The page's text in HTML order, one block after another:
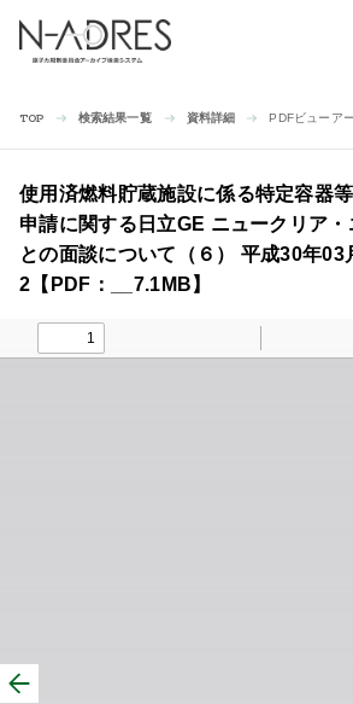
TOP 検索結果一覧 資料詳細 PDFビューアー
使用済燃料貯蔵施設に係る特定容器
申請に関する日立GE ニュークリア
との面談について（６） 平成30年03
2【PDF：__7.1MB】